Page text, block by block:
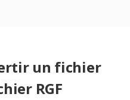
un fichier
RGF